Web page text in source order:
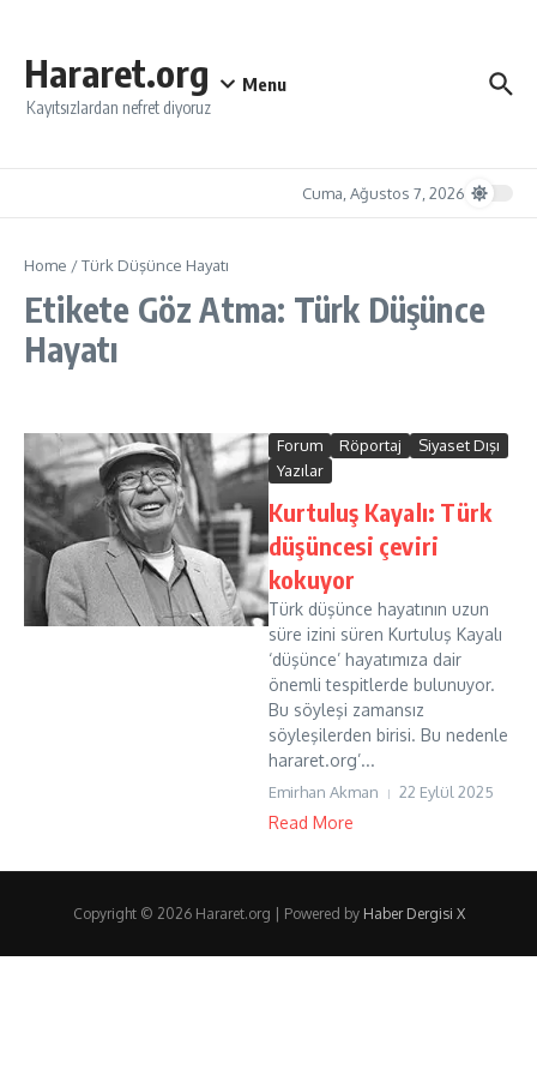
Hararet.org
Kayıtsızlardan nefret diyoruz
Menu
Cuma, Ağustos 7, 2026
Home /Türk Düşünce Hayatı
Etikete Göz Atma: Türk Düşünce
Hayatı
Forum Röportaj
Siyaset Dışı
Yazılar
Kurtuluş Kayalı: Türk
düşüncesi çeviri
kokuyor
Türk düşünce hayatının uzun
süre izini süren Kurtuluş Kayalı
‘düşünce’ hayatımıza dair
önemli tespitlerde bulunuyor.
Bu söyleşi zamansız
söyleşilerden birisi. Bu nedenle
hararet.org’...
Emirhan Akman 22 Eylül 2025
Read More
Copyright © 2026 Hararet.org | Powered by Haber Dergisi X